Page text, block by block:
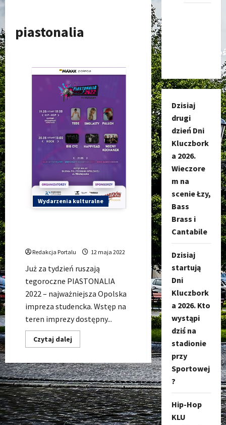
piastonalia
Wydarzenia kulturalne
Redakcja Portalu 12 maja 2022
Już za tydzień ruszają
tegoroczne PIASTONALIA
2022 – najważniejsza Opolska
impreza studencka. Wstęp na
teren imprezy dostępny...
Czytaj dalej
się
Piastonalia
2022:
19-
21
maja
|
Oficjalny
Plakat
Dzisiaj
drugi
dzień Dni
Kluczbork
a 2026.
Wieczore
m na
scenie Łzy,
Bass
Brass i
Cantabile
Dzisiaj
startują
Dni
Kluczbork
a 2026. Kto
wystąpi
dziś na
stadionie
przy
Sportowej
?
Hip-Hop
KLU